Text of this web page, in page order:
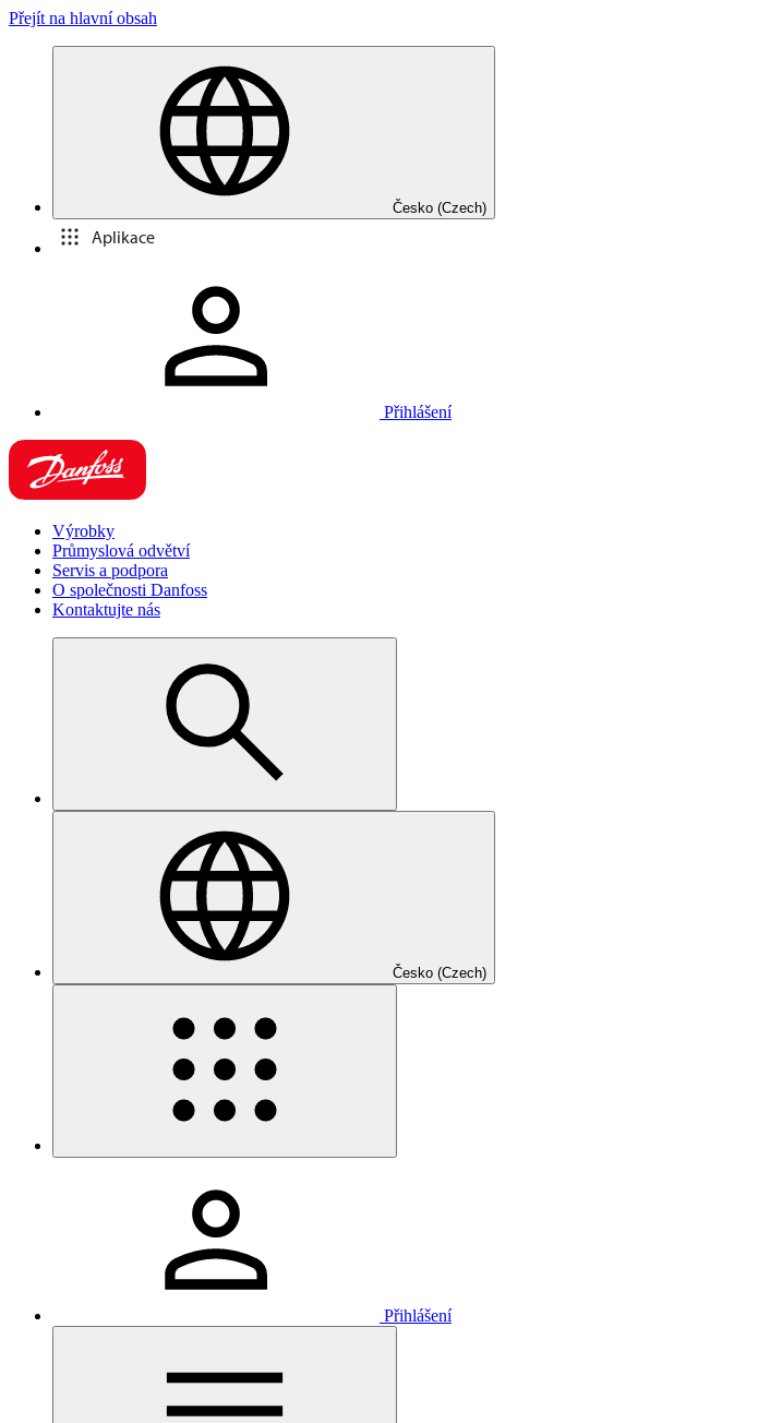
Přejít na hlavní obsah
Česko (Czech)
Aplikace
Přihlášení
Výrobky
Průmyslová odvětví
Servis a podpora
O společnosti Danfoss
Kontaktujte nás
Česko (Czech)
Přihlášení